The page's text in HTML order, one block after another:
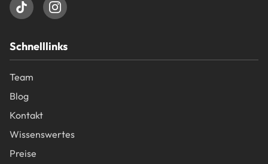
Schnelllinks
Team
Blog
Kontakt
Wissenswertes
Preise